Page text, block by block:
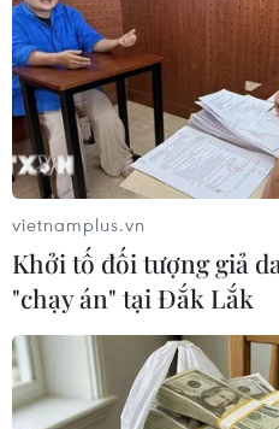
Từ đầu nhiệm kỳ tới
khí Quốc gia Việt Nam
phải đối mặt với vô vàn
khủng hoảng kinh tế,
trị chưa từng có trong
đạo sáng suốt của
tâm, tinh thần “một đội
cán bộ, đảng viên, người
đoàn đã vững vàng
hướng tới “một mục
sự ổn định để tăng
vietnamplus.vn
Khởi tố đối tượng giả
"chạy án" tại Đắk Lắk